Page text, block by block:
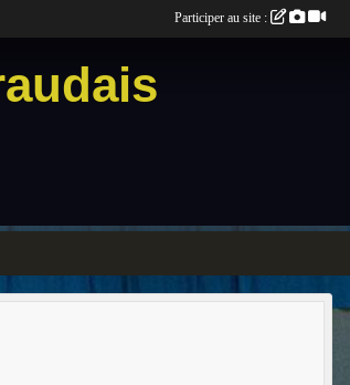
Participer au site :